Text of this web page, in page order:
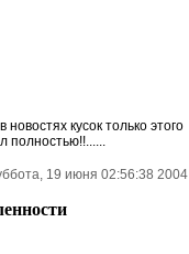
кусок только этого
полностью!!......
19 июня 02:56:38 2004